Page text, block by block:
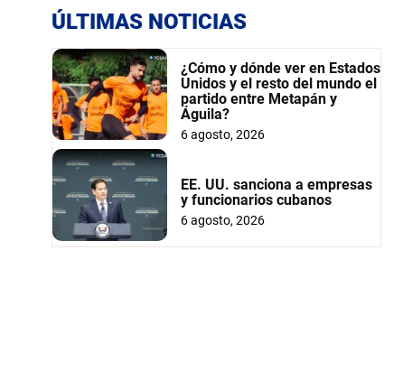
ÚLTIMAS NOTICIAS
¿Cómo y dónde ver en Estados
Unidos y el resto del mundo el
partido entre Metapán y
Águila?
6 agosto, 2026
EE. UU. sanciona a empresas
y funcionarios cubanos
6 agosto, 2026